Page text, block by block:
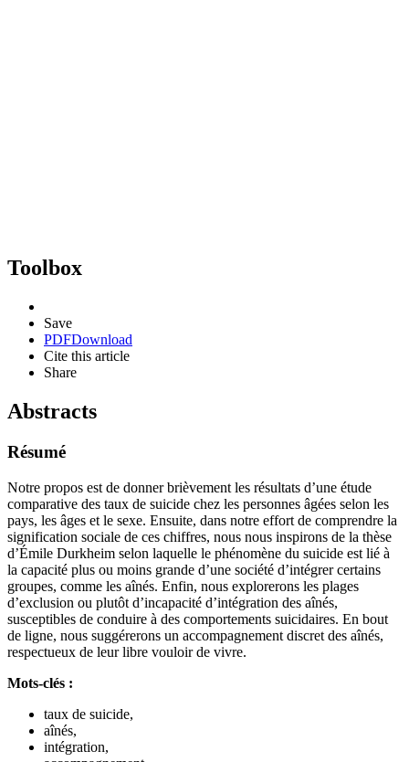
Toolbox
Save
PDFDownload
Cite this article
Share
Abstracts
Résumé
Notre propos est de donner brièvement les résultats d’une étude
comparative des taux de suicide chez les personnes âgées selon les
pays, les âges et le sexe. Ensuite, dans notre effort de comprendre la
signification sociale de ces chiffres, nous nous inspirons de la thèse
d’Émile Durkheim selon laquelle le phénomène du suicide est lié à
la capacité plus ou moins grande d’une société d’intégrer certains
groupes, comme les aînés. Enfin, nous explorerons les plages
d’exclusion ou plutôt d’incapacité d’intégration des aînés,
susceptibles de conduire à des comportements suicidaires. En bout
de ligne, nous suggérerons un accompagnement discret des aînés,
respectueux de leur libre vouloir de vivre.
Mots-clés :
taux de suicide,
aînés,
intégration,